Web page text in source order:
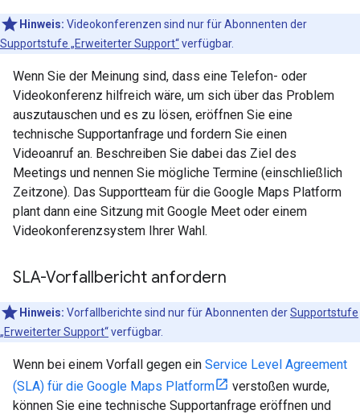
Hinweis: Videokonferenzen sind nur für Abonnenten der
Supportstufe „Erweiterter Support“verfügbar.
Wenn Sie der Meinung sind, dass eine Telefon- oder
Videokonferenz hilfreich wäre, um sich über das Problem
auszutauschen und es zu lösen, eröffnen Sie eine
technische Supportanfrage und fordern Sie einen
Videoanruf an. Beschreiben Sie dabei das Ziel des
Meetings und nennen Sie mögliche Termine (einschließlich
Zeitzone). Das Supportteam für die Google Maps Platform
plant dann eine Sitzung mit Google Meet oder einem
Videokonferenzsystem Ihrer Wahl.
SLA-Vorfallbericht anfordern
Hinweis: Vorfallberichte sind nur für Abonnenten derSupportstufe
„Erweiterter Support“verfügbar.
Wenn bei einem Vorfall gegen ein Service Level Agreement
(SLA) für die Google Maps Platform
verstoßen wurde,
können Sie eine technische Supportanfrage eröffnen und